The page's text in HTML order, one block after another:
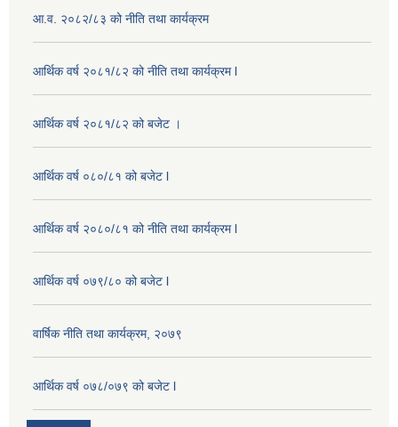
आ.व. २०८२/८३ को नीति तथा कार्यक्रम
आर्थिक वर्ष २०८१/८२ को नीति तथा कार्यक्रम l
आर्थिक वर्ष २०८१/८२ को बजेट ।
आर्थिक वर्ष ०८०/८१ को बजेट l
आर्थिक वर्ष २०८०/८१ को नीति तथा कार्यक्रम l
आर्थिक वर्ष ०७९/८० को बजेट l
वार्षिक नीति तथा कार्यक्रम, २०७९
आर्थिक वर्ष ०७८/०७९ को बजेट l